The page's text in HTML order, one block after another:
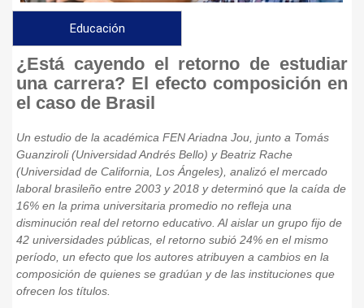
Educación
¿Está cayendo el retorno de estudiar
una carrera? El efecto composición en
el caso de Brasil
Un estudio de la académica FEN Ariadna Jou, junto a Tomás
Guanziroli (Universidad Andrés Bello) y Beatriz Rache
(Universidad de California, Los Ángeles), analizó el mercado
laboral brasileño entre 2003 y 2018 y determinó que la caída de
16% en la prima universitaria promedio no refleja una
disminución real del retorno educativo. Al aislar un grupo fijo de
42 universidades públicas, el retorno subió 24% en el mismo
período, un efecto que los autores atribuyen a cambios en la
composición de quienes se gradúan y de las instituciones que
ofrecen los títulos.